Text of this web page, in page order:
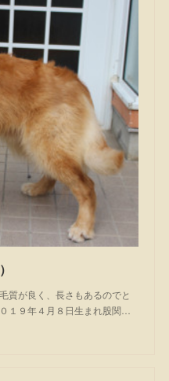
質が良く、長さもあるのでと
９年４月８日生まれ股関…